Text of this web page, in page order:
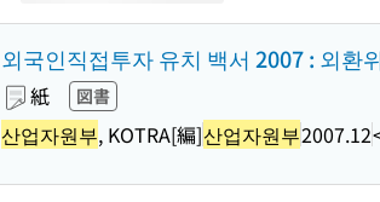
외국인직접투자 유치 백서 2007 : 외환
紙 図書
산업자원부, KOTRA[編]산업자원부2007.12